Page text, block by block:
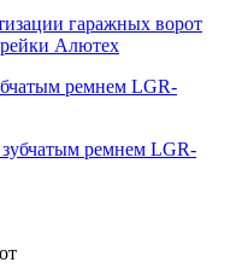
ремнем LGR-